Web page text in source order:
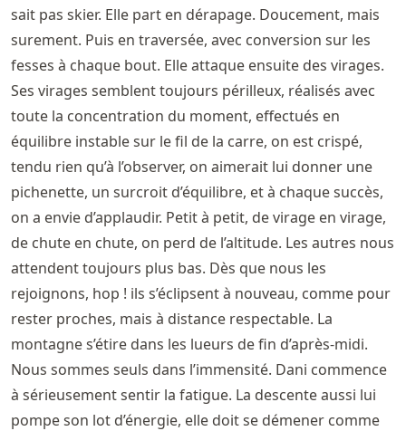
sait pas skier. Elle part en dérapage. Doucement, mais
surement. Puis en traversée, avec conversion sur les
fesses à chaque bout. Elle attaque ensuite des virages.
Ses virages semblent toujours périlleux, réalisés avec
toute la concentration du moment, effectués en
équilibre instable sur le fil de la carre, on est crispé,
tendu rien qu’à l’observer, on aimerait lui donner une
pichenette, un surcroit d’équilibre, et à chaque succès,
on a envie d’applaudir. Petit à petit, de virage en virage,
de chute en chute, on perd de l’altitude. Les autres nous
attendent toujours plus bas. Dès que nous les
rejoignons, hop ! ils s’éclipsent à nouveau, comme pour
rester proches, mais à distance respectable. La
montagne s’étire dans les lueurs de fin d’après-midi.
Nous sommes seuls dans l’immensité. Dani commence
à sérieusement sentir la fatigue. La descente aussi lui
pompe son lot d’énergie, elle doit se démener comme